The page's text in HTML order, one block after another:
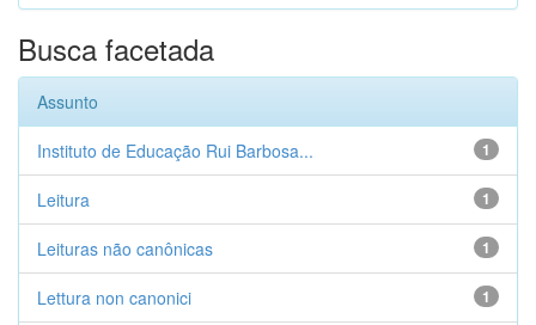
Busca facetada
Assunto
1
Instituto de Educação Rui Barbosa...
1
Leitura
1
Leituras não canônicas
1
Lettura non canonici